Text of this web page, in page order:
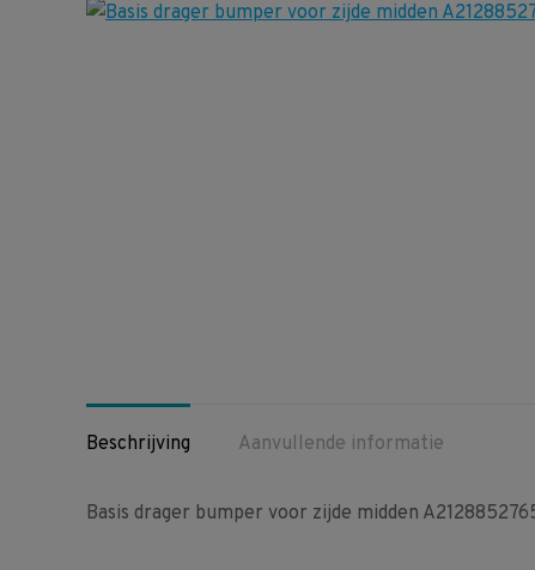
Beschrijving
Aanvullende informatie
Basis drager bumper voor zijde midden